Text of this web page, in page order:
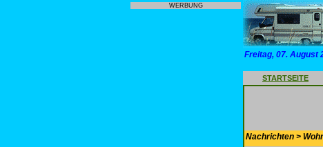
WERBUNG
Freitag, 07. August
STARTSEITE
Nachrichten >